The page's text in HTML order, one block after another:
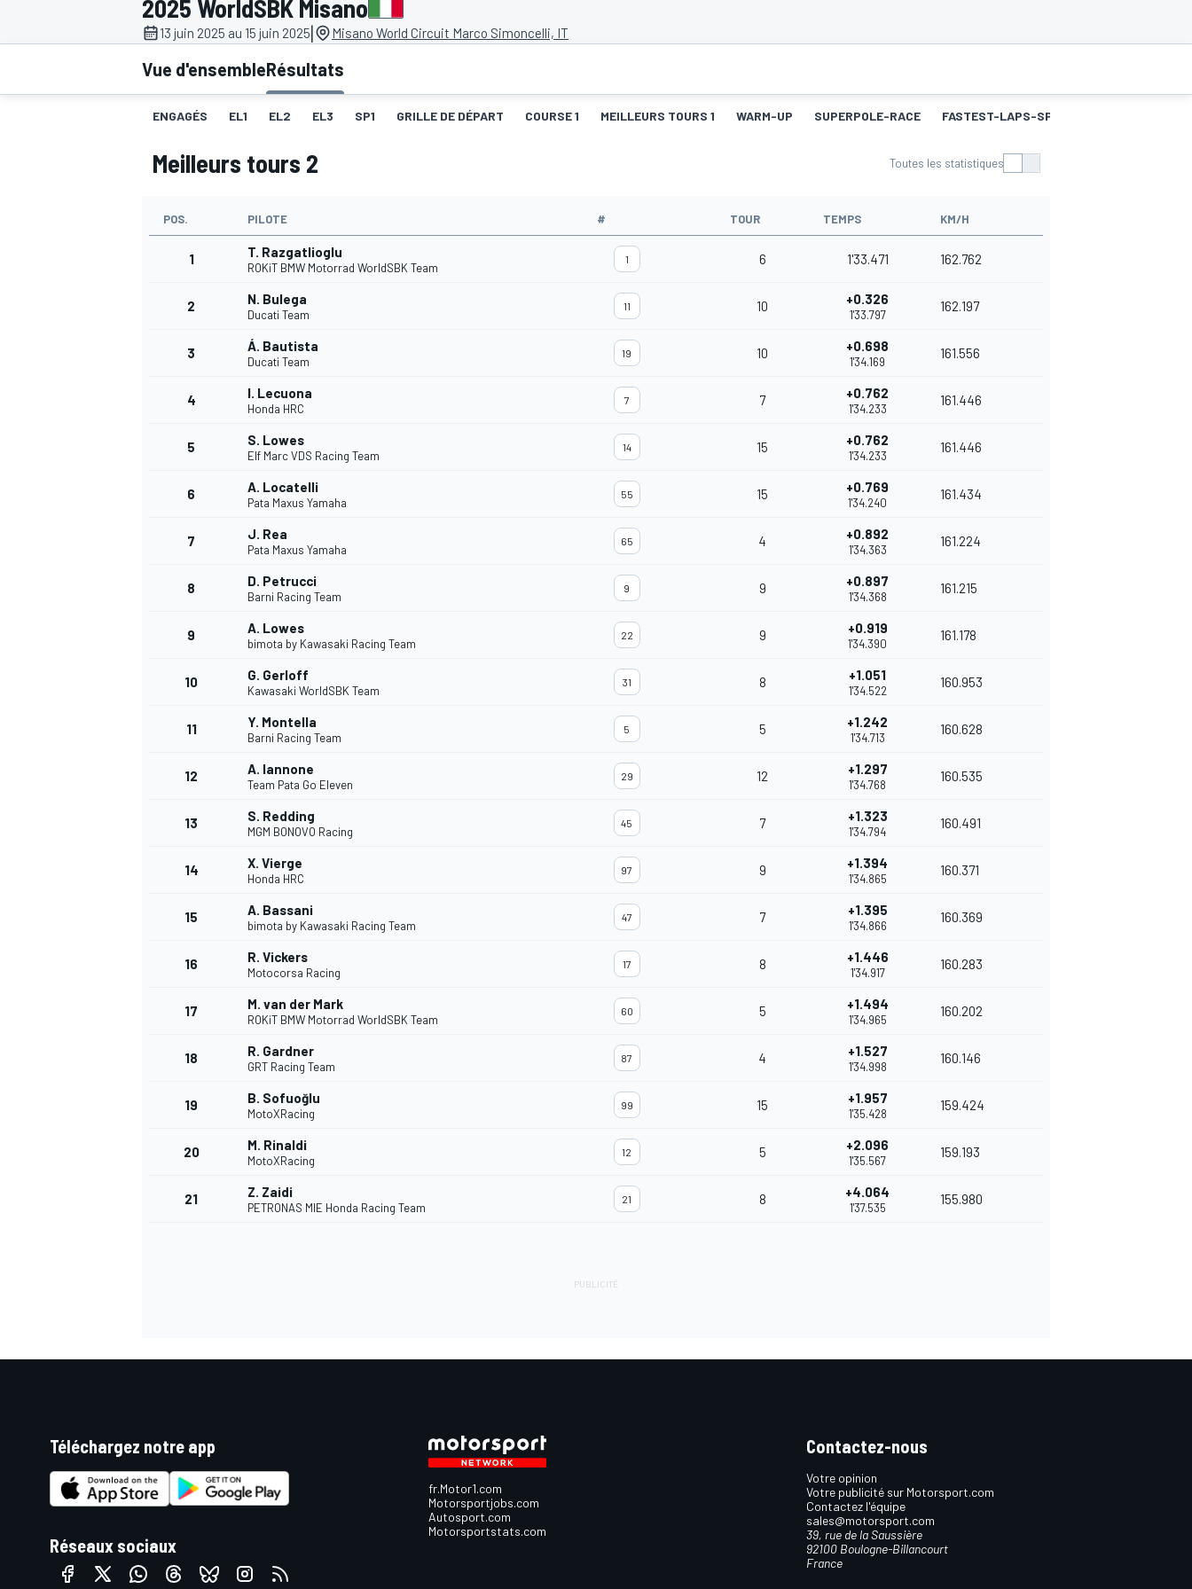
2025 WorldSBK Misano
13 juin 2025 au 15 juin 2025| Misano World Circuit Marco Simoncelli, IT
Vue d'ensembleRésultats
ENGAGÉS EL1 EL2 EL3 SP1 GRILLE DE DÉPART COURSE 1 MEILLEURS TOURS 1 WARM-UP SUPERPOLE-RACE FASTEST-LAPS-SP
Meilleurs tours 2 Toutes les statistiques
POS. PILOTE # TOUR TEMPS KM/H
1 T. Razgatlioglu
ROKiT BMW Motorrad WorldSBK Team
1 6 1'33.471 162.762
2 N. Bulega
Ducati Team
11 10 +0.326
1'33.797
162.197
3 Á. Bautista
Ducati Team
19 10 +0.698
1'34.169
161.556
4 I. Lecuona
Honda HRC
7 7 +0.762
1'34.233
161.446
5 S. Lowes
Elf Marc VDS Racing Team
14 15 +0.762
1'34.233
161.446
6 A. Locatelli
Pata Maxus Yamaha
55 15 +0.769
1'34.240
161.434
7 J. Rea
Pata Maxus Yamaha
65 4 +0.892
1'34.363
161.224
8 D. Petrucci
Barni Racing Team
9 9 +0.897
1'34.368
161.215
9 A. Lowes
bimota by Kawasaki Racing Team
22 9 +0.919
1'34.390
161.178
10 G. Gerloff
Kawasaki WorldSBK Team
31 8 +1.051
1'34.522
160.953
11 Y. Montella
Barni Racing Team
5 5 +1.242
1'34.713
160.628
12 A. Iannone
Team Pata Go Eleven
29 12 +1.297
1'34.768
160.535
13 S. Redding
MGM BONOVO Racing
45 7 +1.323
1'34.794
160.491
14 X. Vierge
Honda HRC
97 9 +1.394
1'34.865
160.371
15 A. Bassani
bimota by Kawasaki Racing Team
47 7 +1.395
1'34.866
160.369
16 R. Vickers
Motocorsa Racing
17 8 +1.446
1'34.917
160.283
17 M. van der Mark
ROKiT BMW Motorrad WorldSBK Team
60 5 +1.494
1'34.965
160.202
18 R. Gardner
GRT Racing Team
87 4 +1.527
1'34.998
160.146
19 B. Sofuoğlu
MotoXRacing
99 15 +1.957
1'35.428
159.424
20 M. Rinaldi
MotoXRacing
12 5 +2.096
1'35.567
159.193
21 Z. Zaidi
PETRONAS MIE Honda Racing Team
21 8 +4.064
1'37.535
155.980
Téléchargez notre app
Réseaux sociaux
fr.Motor1.com
Motorsportjobs.com
Autosport.com
Motorsportstats.com
Contactez-nous
Votre opinion
Votre publicité sur Motorsport.com
Contactez l'équipe
sales@motorsport.com
39, rue de la Saussière
92100 Boulogne-Billancourt
France